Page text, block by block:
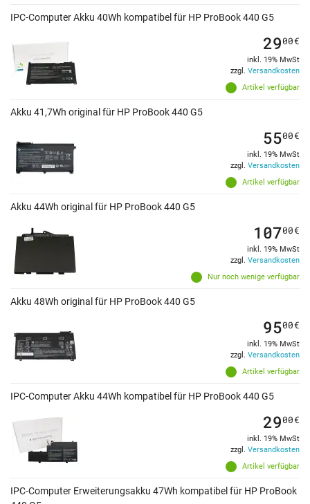
IPC-Computer Akku 40Wh kompatibel für HP ProBook 440 G5
Artikel verfügbar
2900€
inkl. 19% MwSt
zzgl. Versandkosten
Akku 41,7Wh original für HP ProBook 440 G5
Artikel verfügbar
5500€
inkl. 19% MwSt
zzgl. Versandkosten
Akku 44Wh original für HP ProBook 440 G5
Nur noch wenige verfügbar
10700€
inkl. 19% MwSt
zzgl. Versandkosten
Akku 48Wh original für HP ProBook 440 G5
Artikel verfügbar
9500€
inkl. 19% MwSt
zzgl. Versandkosten
IPC-Computer Akku 44Wh kompatibel für HP ProBook 440 G5
Artikel verfügbar
2900€
inkl. 19% MwSt
zzgl. Versandkosten
IPC-Computer Erweiterungsakku 47Wh kompatibel für HP ProBook